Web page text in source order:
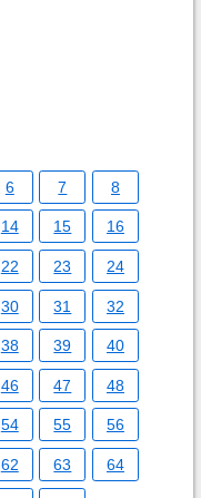
6 7 8
14 15 16
22 23 24
30 31 32
38 39 40
46 47 48
54 55 56
62 63 64